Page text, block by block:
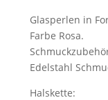
Glasperlen in
Farbe Rosa.
Edelstahl
Halskette: